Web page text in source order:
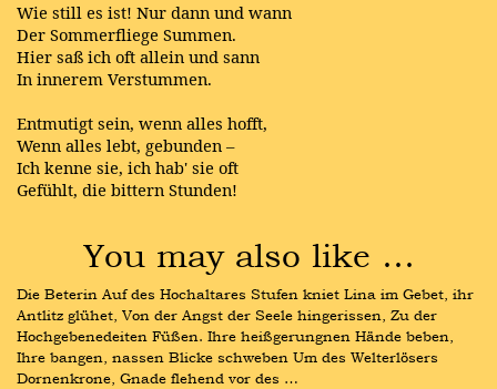
Wie still es ist! Nur dann und wann
Der Sommerfliege Summen.
Hier saß ich oft allein und sann
In innerem Verstummen.
Entmutigt sein, wenn alles hofft,
Wenn alles lebt, gebunden –
Ich kenne sie, ich hab' sie oft
Gefühlt, die bittern Stunden!
You may also like …
Die Beterin Auf des Hochaltares Stufen kniet Lina im Gebet, ihr
Antlitz glühet, Von der Angst der Seele hingerissen, Zu der
Hochgebenedeiten Füßen. Ihre heißgerungnen Hände beben,
Ihre bangen, nassen Blicke schweben Um des Welterlösers
Dornenkrone, Gnade flehend vor des …